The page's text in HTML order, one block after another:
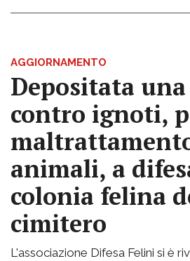
AGGIORNAMENTO
Depositata
contro ignoti,
animali, a
colonia felina
cimitero
L'associazione Difesa Felini si è